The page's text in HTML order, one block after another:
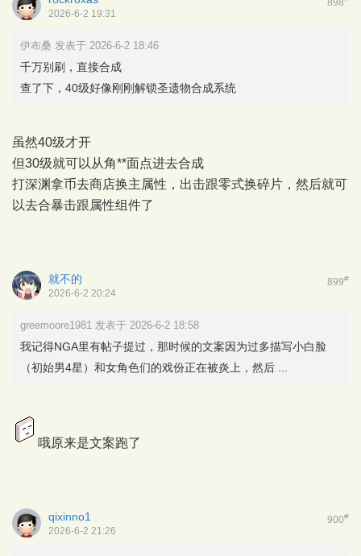
898
2026-6-2 19:31
伊布桑 发表于 2026-6-2 18:46
千万别刷，直接合成
查了下，40级好像刚刚解锁圣遗物合成系统
虽然40级才开
但30级就可以从角**面点进去合成
打深渊拿币去商店换主属性，出击跟零式换碎片，然后就可
以去合暴击跟属性组件了
899#
就不的
2026-6-2 20:24
greemoore1981 发表于 2026-6-2 18:58
我记得NGA里有帖子提过，那时候的文案因为过多描写小白脸
（初始男4星）和女角色们的戏份正在被炎上，然后 ...
哦原来是文案跑了
900#
qixinno1
2026-6-2 21:26